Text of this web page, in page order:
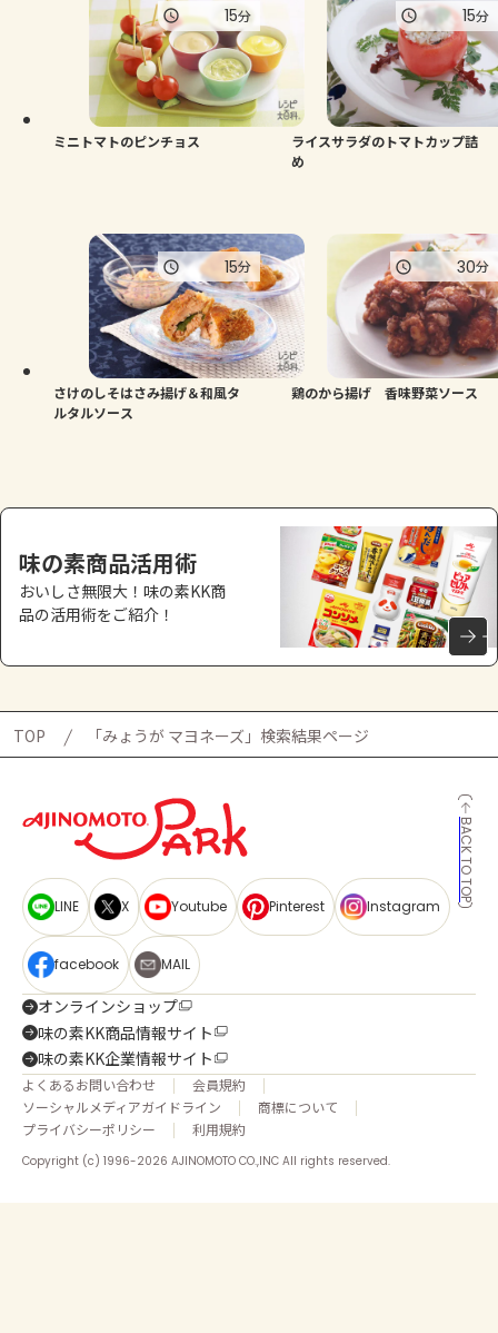
ミニトマトのピンチョス
15分
ライスサラダのトマトカップ詰
め
15分
さけのしそはさみ揚げ＆和風タ
ルタルソース
15分
鶏のから揚げ 香味野菜ソース
30分
味の素商品活用術
おいしさ無限大！味の素KK商
品の活用術をご紹介！
TOP 「みょうが マヨネーズ」検索結果ページ
BACK TO TOP
LINE X Youtube Pinterest Instagram
facebook MAIL
オンラインショップ
味の素KK商品情報サイト
味の素KK企業情報サイト
よくあるお問い合わせ
会員規約
ソーシャルメディアガイドライン
商標について
プライバシーポリシー
利用規約
Copyright (c) 1996-2026 AJINOMOTO CO.,INC All rights reserved.